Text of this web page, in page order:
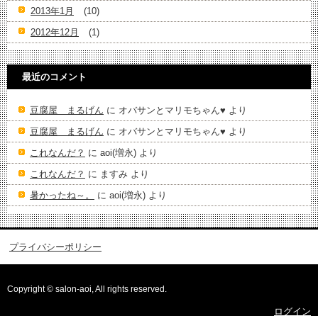
2013年1月
(10)
2012年12月
(1)
最近のコメント
豆腐屋 まるげん に オバサンとマリモちゃん♥️ より
豆腐屋 まるげん に オバサンとマリモちゃん♥️ より
これなんだ？ に aoi(増永) より
これなんだ？ に ますみ より
暑かったね～。
に aoi(増永) より
プライバシーポリシー
Copyright © salon-aoi, All rights reserved.
ログイン